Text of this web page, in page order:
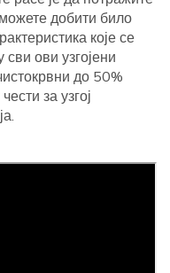
добити било
које се
сви ови узгојени
до 50%
за узгој